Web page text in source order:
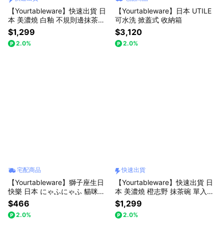
【Yourtableware】快速出貨 日
本 美濃燒 白釉 不規則邊抹茶碗
禮盒
$1,299
2.0%
【Yourtableware】日本 UTILE
可水洗 掀蓋式 收納箱
$3,120
2.0%
宅配商品
【Yourtableware】獅子座生日
快樂 日本 にゃふにゃふ 貓咪不
倒翁 擺飾
$466
2.0%
快速出貨
【Yourtableware】快速出貨 日
本 美濃燒 橙志野 抹茶碗 單入禮
盒
$1,299
2.0%